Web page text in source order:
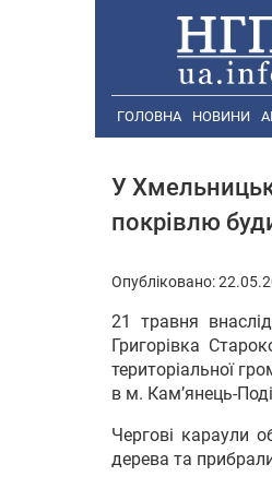
ГОЛОВНА НОВИНИ
У
покрівлю
Опубліковано:
21 травня
Григорівка
територіальної
в м. Кам’янець-
Чергові караули
дерева та